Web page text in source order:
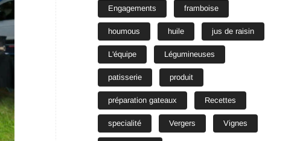
Engagements framboise
houmous huile jus de raisin
L'équipe Légumineuses
patisserie produit
préparation gateaux Recettes
specialité Vergers Vignes